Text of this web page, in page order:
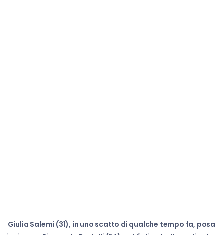
Giulia Salemi (31), in uno scatto di qualche tempo fa, posa